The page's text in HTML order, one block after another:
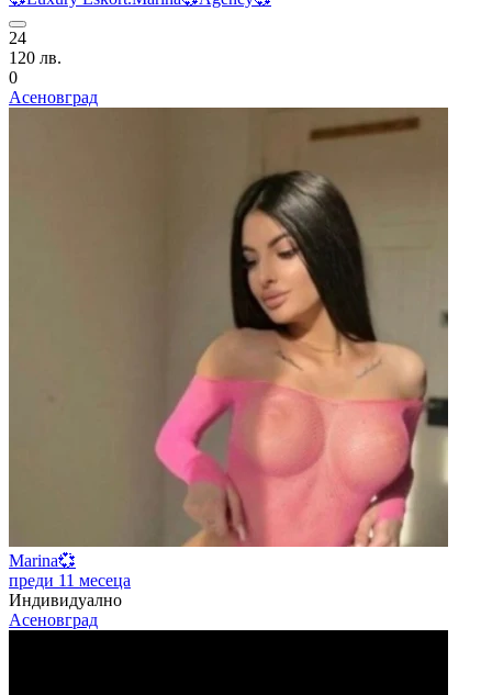
24
120 лв.
0
Асеновград
Marina💞
преди 11 месеца
Индивидуално
Асеновград